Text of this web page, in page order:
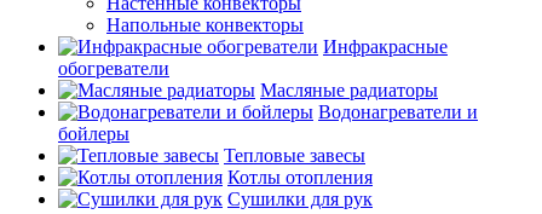
Напольные конвекторы
Инфракрасные
обогреватели
Масляные радиаторы
Водонагреватели и
бойлеры
Тепловые завесы
Котлы отопления
Сушилки для рук